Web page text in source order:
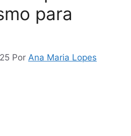
para
Por Ana Maria Lopes